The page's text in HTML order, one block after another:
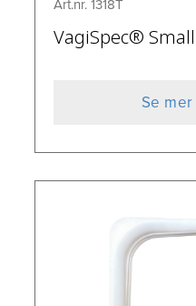
Art.nr. 1318T
VagiSpec®
Se